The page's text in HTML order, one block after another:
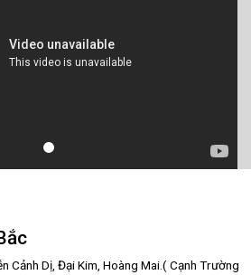
Cảnh Dị, Đại Kim, Hoàng Mai.( Cạnh Trường